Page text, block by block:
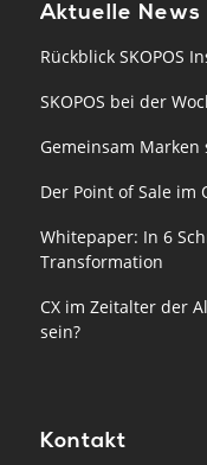
Aktuelle News
Rückblick SKOPOS
SKOPOS bei der
Gemeinsam
Der Point of Sale im
Whitepaper: In 6
Transformation
CX im Zeitalter der
sein?
Kontakt